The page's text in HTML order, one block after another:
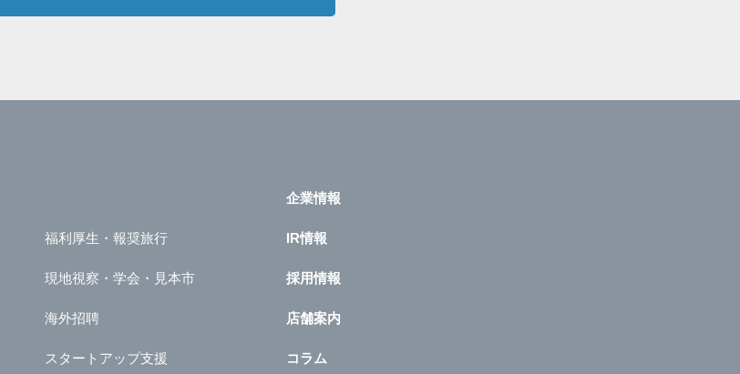
福利厚生・報奨旅行
現地視察・学会・見本市
海外招聘
スタートアップ支援
企業情報
IR情報
採用情報
店舗案内
コラム